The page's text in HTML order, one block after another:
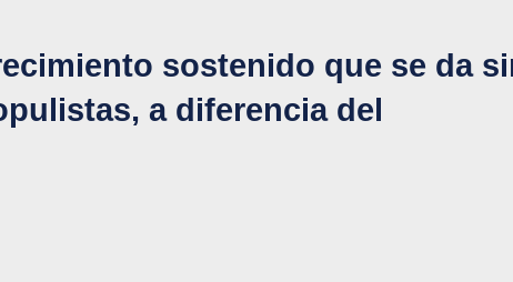
sostenido que se da
a diferencia del